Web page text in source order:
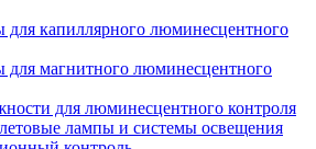
для капиллярного люминесцентного
для магнитного люминесцентного
для люминесцентного контроля
лампы и системы освещения